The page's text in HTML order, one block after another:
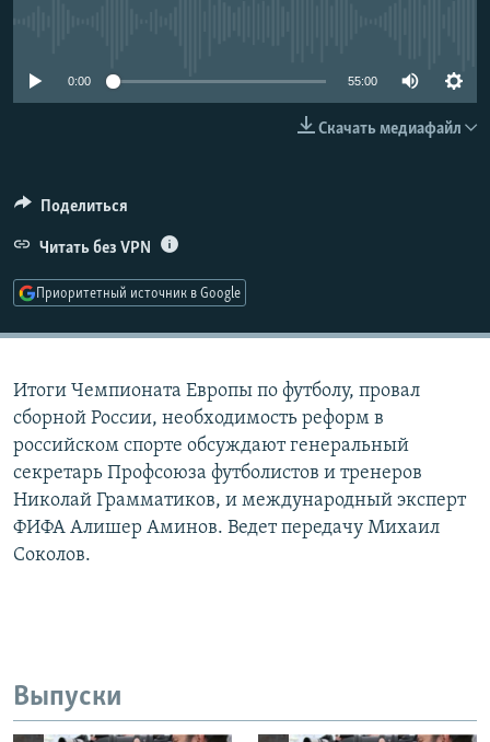
0:00 55:00
Скачать медиафайл
Поделиться
Читать без VPN
Приоритетный источник в Google
Итоги Чемпионата Европы по футболу, провал
сборной России, необходимость реформ в
российском спорте обсуждают генеральный
секретарь Профсоюза футболистов и тренеров
Николай Грамматиков, и международный эксперт
ФИФА Алишер Аминов. Ведет передачу Михаил
Соколов.
Выпуски